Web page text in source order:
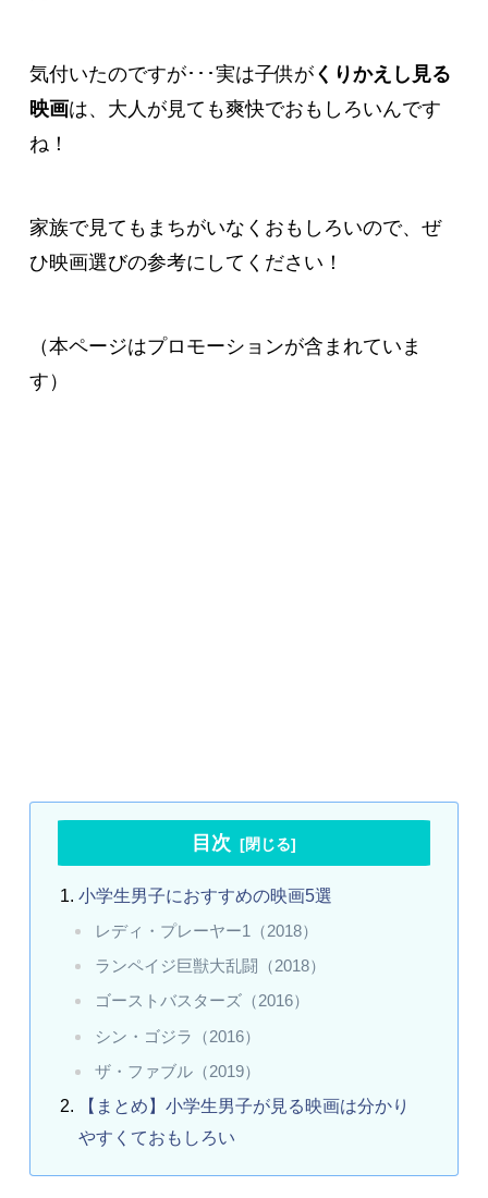
気付いたのですが･･･実は子供が くりかえし見る
映画は、大人が見ても爽快でおもしろいんです
ね！
家族で見てもまちがいなくおもしろいので、ぜ
ひ映画選びの参考にしてください！
（本ページはプロモーションが含まれていま
す）
目次
小学生男子におすすめの映画5選
レディ・プレーヤー1（2018）
ランペイジ巨獣大乱闘（2018）
ゴーストバスターズ（2016）
シン・ゴジラ（2016）
ザ・ファブル（2019）
【まとめ】小学生男子が見る映画は分かり
やすくておもしろい